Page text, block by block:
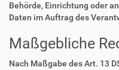
Behörde, Einrichtung oder
Daten im Auftrag des
Maßgebliche
Nach Maßgabe des Art. 13